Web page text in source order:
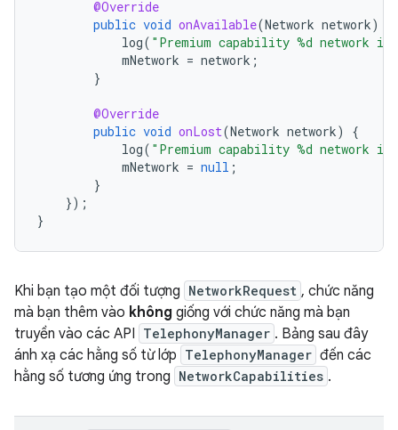
@Override
public void onAvailable(Network network)
log( "Premium capability %d network
mNetwork = network ;
}
@Override
public void onLost(Network network)
{
log( "Premium capability %d network
mNetwork = null ;
}
});
}
Khi bạn tạo một đối tượng NetworkRequest , chức năng
mà bạn thêm vào không giống với chức năng mà bạn
truyền vào các API TelephonyManager . Bảng sau đây
ánh xạ các hằng số từ lớp TelephonyManager đến các
hằng số tương ứng trong NetworkCapabilities .